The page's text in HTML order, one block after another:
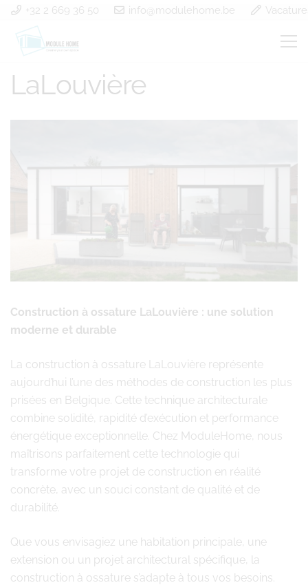
+32 2 669 36 50 info@modulehome.be
Construction à ossature
LaLouvière
Construction à ossature LaLouvière : une solution
moderne et durable
La construction à ossature LaLouvière représente
aujourd’hui l’une des méthodes de construction les plus
prisées en Belgique. Cette technique architecturale
combine solidité, rapidité d’exécution et performance
énergétique exceptionnelle. Chez ModuleHome, nous
maîtrisons parfaitement cette technologie qui
transforme votre projet de construction en réalité
concrète, avec un souci constant de qualité et de
durabilité.
Que vous envisagiez une habitation principale, une
extension ou un projet architectural spécifique, la
construction à ossature s’adapte à tous vos besoins.